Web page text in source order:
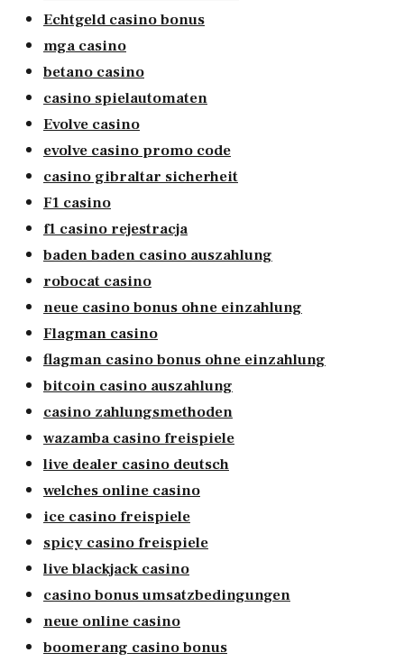
Echtgeld casino bonus
mga casino
betano casino
casino spielautomaten
Evolve casino
evolve casino promo code
casino gibraltar sicherheit
F1 casino
f1 casino rejestracja
baden baden casino auszahlung
robocat casino
neue casino bonus ohne einzahlung
Flagman casino
flagman casino bonus ohne einzahlung
bitcoin casino auszahlung
casino zahlungsmethoden
wazamba casino freispiele
live dealer casino deutsch
welches online casino
ice casino freispiele
spicy casino freispiele
live blackjack casino
casino bonus umsatzbedingungen
neue online casino
boomerang casino bonus